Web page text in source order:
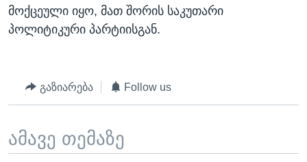
მოქცეული იყო, მათ შორის საკუთარი
პოლიტიკური პარტიისგან.
გაზიარება Follow us
ამავე თემაზე